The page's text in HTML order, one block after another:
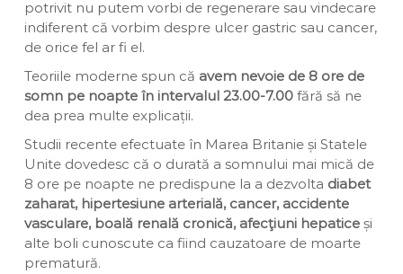
potrivit nu putem vorbi de regenerare sau vindecare
indiferent că vorbim despre ulcer gastric sau cancer,
de orice fel ar fi el.
Teoriile moderne spun că avem nevoie de 8 ore de
somn pe noapte în intervalul 23.00-7.00fără să ne
dea prea multe explicații.
Studii recente efectuate în Marea Britanie și Statele
Unite dovedesc că o durată a somnului mai mică de
8 ore pe noapte ne predispune la a dezvolta diabet
zaharat, hipertesiune arterială, cancer, accidente
vasculare, boală renală cronică, afecţiuni hepaticeși
alte boli cunoscute ca fiind cauzatoare de moarte
prematură.